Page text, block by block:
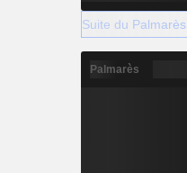
Suite du Palmarès
Palmarès